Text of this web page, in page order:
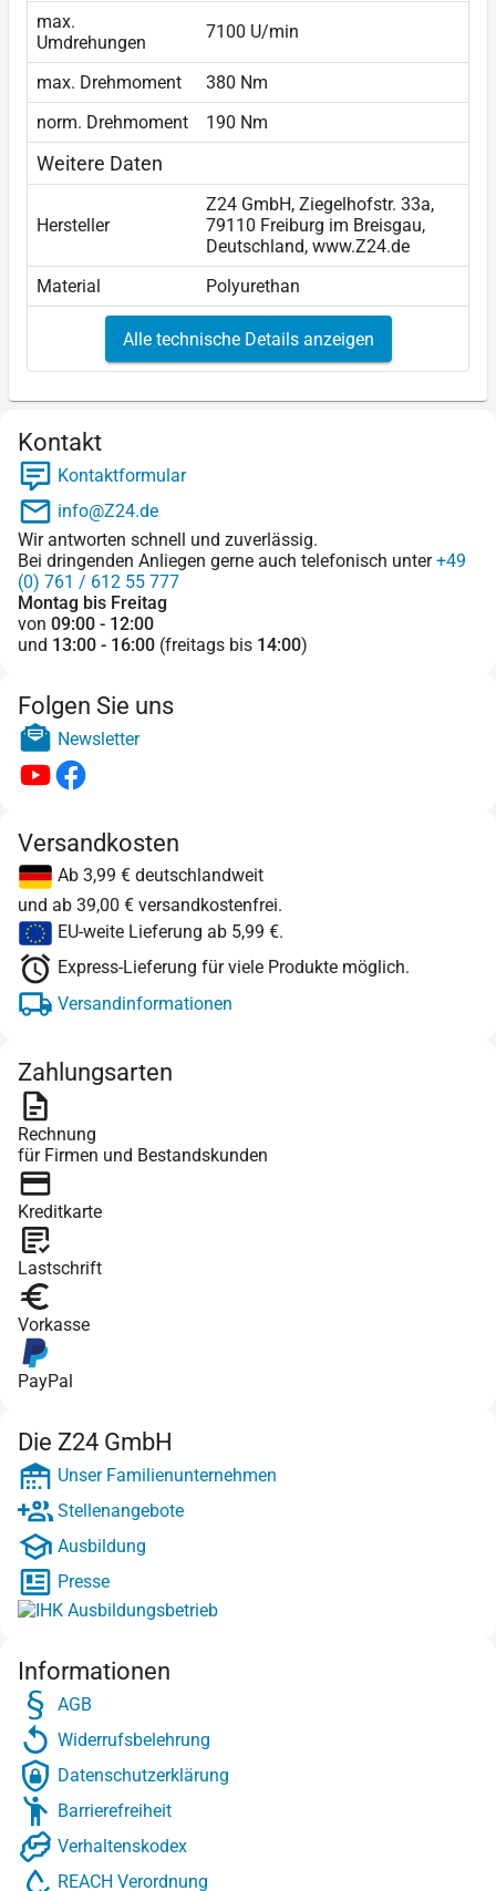
max.
Umdrehungen
7100 U/min
max. Drehmoment
380 Nm
norm. Drehmoment
190 Nm
Weitere Daten
Hersteller
Z24 GmbH, Ziegelhofstr. 33a,
79110 Freiburg im Breisgau,
Deutschland, www.Z24.de
Material
Polyurethan
Alle technische Details anzeigen
Kontakt
Kontaktformular
info@Z24.de
Wir antworten schnell und zuverlässig.
Bei dringenden Anliegen gerne auch telefonisch unter+49
(0) 761 / 612 55 777
Montag bis Freitag
von 09:00 - 12:00
und 13:00 - 16:00 (freitags bis 14:00)
Folgen Sie uns
Newsletter
Versandkosten
Ab 3,99 € deutschlandweit
und ab 39,00 € versandkostenfrei.
EU-weite Lieferung ab 5,99 €.
Express-Lieferung für viele Produkte möglich.
Versandinformationen
Zahlungsarten
Rechnung
für Firmen und Bestandskunden
Kreditkarte
Lastschrift
Vorkasse
PayPal
Die Z24 GmbH
Unser Familienunternehmen
Stellenangebote
Ausbildung
Presse
Informationen
AGB
Widerrufsbelehrung
Datenschutzerklärung
Barrierefreiheit
Verhaltenskodex
REACH Verordnung